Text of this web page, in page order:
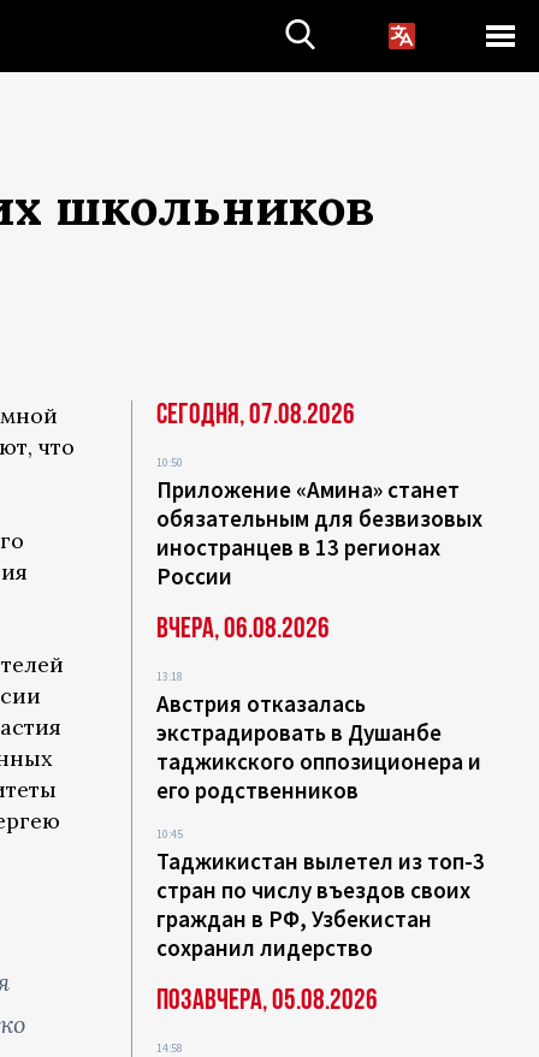
школьников
что
Сегодня, 07.08.2026
10:50
Приложение «Амина» станет
обязательным для безвизовых
иностранцев в 13 регионах
России
Вчера, 06.08.2026
13:18
Австрия отказалась
экстрадировать в Душанбе
таджикского оппозиционера и
его родственников
10:45
Таджикистан вылетел из топ-3
стран по числу въездов своих
граждан в РФ, Узбекистан
сохранил лидерство
Позавчера, 05.08.2026
14:58